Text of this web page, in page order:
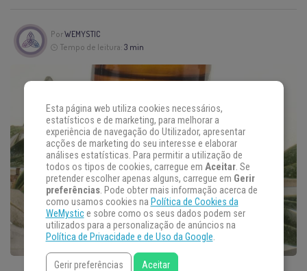
PorWEMYSTIC
Tempo de leitura: 3 min
Esta página web utiliza cookies necessários,
estatísticos e de marketing, para melhorar a
experiência de navegação do Utilizador, apresentar
acções de marketing do seu interesse e elaborar
análises estatísticas. Para permitir a utilização de
todos os tipos de cookies, carregue em Aceitar. Se
pretender escolher apenas alguns, carregue em Gerir
preferências. Pode obter mais informação acerca de
como usamos cookies na Política de Cookies da
WeMystice sobre como os seus dados podem ser
utilizados para a personalização de anúncios na
Política de Privacidade e de Uso da Google.
Gerir preferências Aceitar